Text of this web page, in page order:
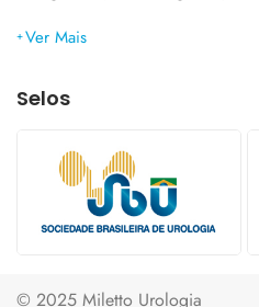
Ver Mais
Selos
© 2025 Miletto Urologia